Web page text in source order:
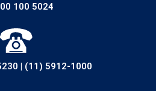
100 5024
| (11) 5912-1000